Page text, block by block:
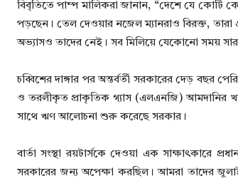
বিবৃতিতে পাম্প মালিকরা জানান, “দেশে যে কোটি
পড়ছেন। তেল দেওয়ার নজেল ম্যানরাও বিরক্ত,
অভ্যাসও তাদের নেই। সব মিলিয়ে যেকোনো সময়
চব্বিশের দাঙ্গার পর অন্তর্বর্তী সরকারের দেড় বছর
ও তরলীকৃত প্রাকৃতিক গ্যাস (এলএনজি) আমদানির খাত
সাথে ঋণ আলোচনা শুরু করেছে সরকার।
বার্তা সংস্থা রয়টার্সকে দেওয়া এক সাক্ষাৎকারে
সরকারের জন্য অপেক্ষা করছিল। আমরা তাদের